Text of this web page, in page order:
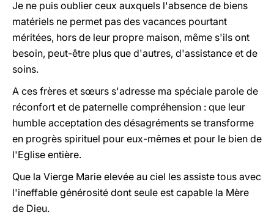
Je ne puis oublier ceux auxquels l'absence de biens
matériels ne permet pas des vacances pourtant
méritées, hors de leur propre maison, même s'ils ont
besoin, peut-être plus que d'autres, d'assistance et de
soins.
A ces frères et sœurs s'adresse ma spéciale parole de
réconfort et de paternelle compréhension : que leur
humble acceptation des désagréments se transforme
en progrès spirituel pour eux-mêmes et pour le bien de
l'Eglise entière.
Que la Vierge Marie elevée au ciel les assiste tous avec
l'ineffable générosité dont seule est capable la Mère
de Dieu.